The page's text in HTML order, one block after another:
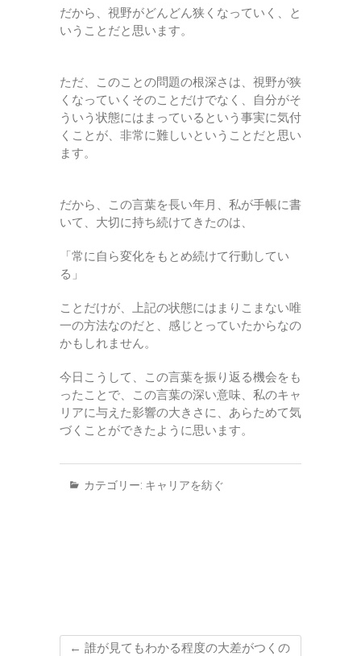
だから、視野がどんどん狭くなっていく、と
いうことだと思います。
ただ、このことの問題の根深さは、視野が狭
くなっていくそのことだけでなく、自分がそ
ういう状態にはまっているという事実に気付
くことが、非常に難しいということだと思い
ます。
だから、この言葉を長い年月、私が手帳に書
いて、大切に持ち続けてきたのは、
「常に自ら変化をもとめ続けて行動してい
る」
ことだけが、上記の状態にはまりこまない唯
一の方法なのだと、感じとっていたからなの
かもしれません。
今日こうして、この言葉を振り返る機会をも
ったことで、この言葉の深い意味、私のキャ
リアに与えた影響の大きさに、あらためて気
づくことができたように思います。
カテゴリー: キャリアを紡ぐ
← 誰が見てもわかる程度の大差がつくの